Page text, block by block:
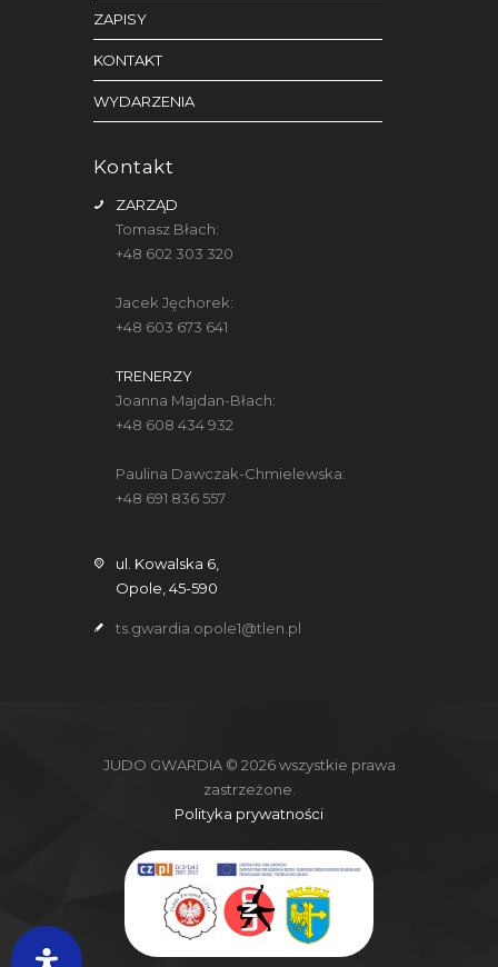
ZAPISY
KONTAKT
WYDARZENIA
Kontakt
ZARZĄD
Tomasz Błach:
+48 602 303 320
Jacek Jęchorek:
+48 603 673 641
TRENERZY
Joanna Majdan-Błach:
+48 608 434 932
Paulina Dawczak-Chmielewska:
+48 691 836 557
ul. Kowalska 6,
Opole, 45-590
ts.gwardia.opole1@tlen.pl
JUDO GWARDIA © 2026 wszystkie prawa
zastrzeżone.
Polityka prywatności